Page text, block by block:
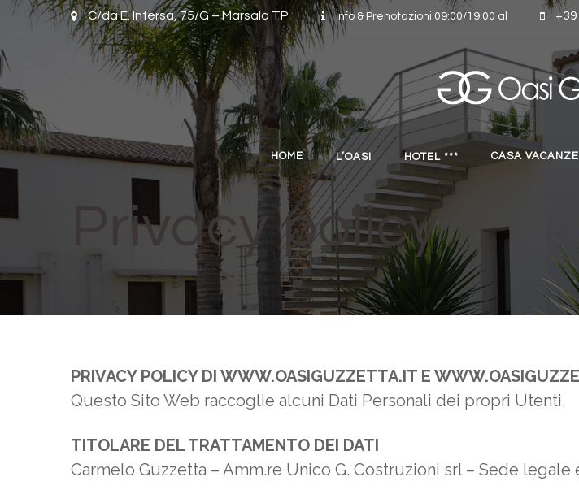
Skip to contentC/da E. Infersa, 75/G – Marsala TP Info & Prenotazioni 09:00/19:00 al
HOME L’OASI HOTEL *** CASA
Privacy policy
PRIVACY POLICY DI WWW.OASIGUZZETTA.IT E
Questo Sito Web raccoglie alcuni Dati Personali dei propri Utenti.
TITOLARE DEL TRATTAMENTO DEI DATI
Carmelo Guzzetta – Amm.re Unico G. Costruzioni srl – Sede legale